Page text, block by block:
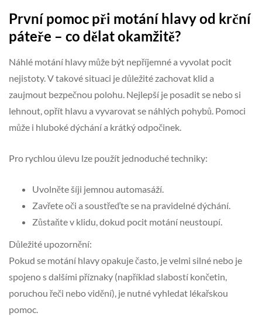
První pomoc při motání hlavy od krční
páteře – co dělat okamžitě?
Náhlé motání hlavy může být nepříjemné a vyvolat pocit
nejistoty. V takové situaci je důležité zachovat klid a
zaujmout bezpečnou polohu. Nejlepší je posadit se nebo si
lehnout, opřít hlavu a vyvarovat se náhlých pohybů. Pomoci
může i hluboké dýchání a krátký odpočinek.
Pro rychlou úlevu lze použít jednoduché techniky:
Uvolněte šíji jemnou automasáží.
Zavřete oči a soustřeďte se na pravidelné dýchání.
Zůstaňte v klidu, dokud pocit motání neustoupí.
Důležité upozornění:
Pokud se motání hlavy opakuje často, je velmi silné nebo je
spojeno s dalšími příznaky (například slabostí končetin,
poruchou řeči nebo vidění), je nutné vyhledat lékařskou
pomoc.